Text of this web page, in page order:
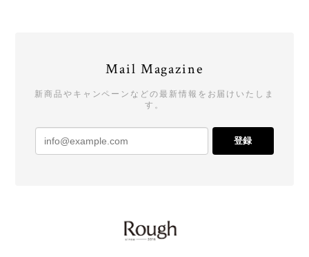
Mail Magazine
新商品やキャンペーンなどの最新情報をお届けいたしま
す。
登録